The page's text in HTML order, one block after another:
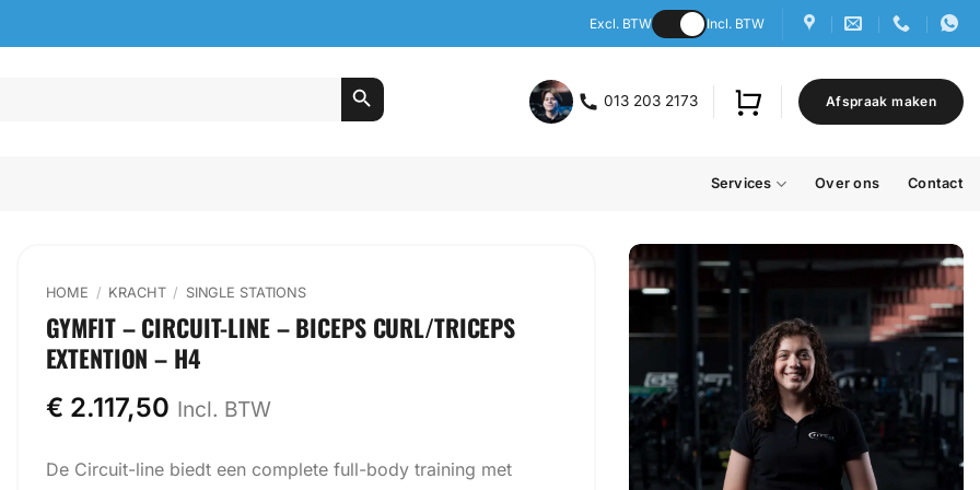
Excl. BTW Incl. BTW
013 203 2173 Afspraak maken
Services Over ons Contact
HOME / KRACHT / SINGLE STATIONS
GYMFIT – CIRCUIT-LINE – BICEPS CURL/TRICEPS
EXTENTION – H4
€ 2.117,50 Incl. BTW
De Circuit-line biedt een complete full-body training met